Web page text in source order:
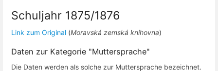
Schuljahr 1875/1876
Link zum Original (Moravská zemská knihovna)
Daten zur Kategorie "Muttersprache"
Die Daten werden als solche zur Muttersprache bezeichnet.